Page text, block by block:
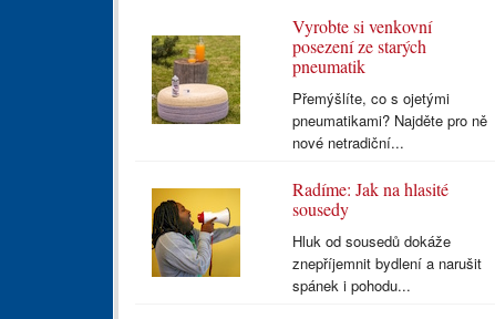
Vyrobte si venkovní
posezení ze starých
pneumatik
Přemýšlíte, co s ojetými
pneumatikami? Najděte pro ně
nové netradiční...
Radíme: Jak na hlasité
sousedy
Hluk od sousedů dokáže
znepříjemnit bydlení a narušit
spánek i pohodu...